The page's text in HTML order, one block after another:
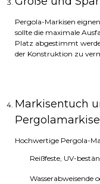
Pergola-Markisen
sollte die maximale
Platz abgestimmt
der Konstruktion zu
Markisentuch
Pergolamarkise
Hochwertige Pergola-
Reißfeste, UV-
Wasserabweisende